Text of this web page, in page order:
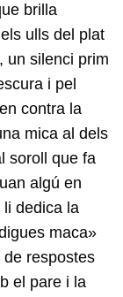
brilla
ulls del plat
un silenci prim
i pel
contra la
mica al dels
soroll que fa
algú en
dedica la
maca»
respostes
el pare i la